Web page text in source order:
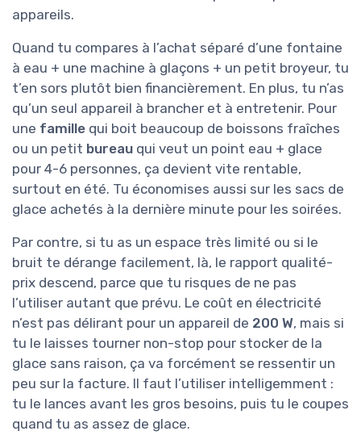
appareils.
Quand tu compares à l’achat séparé d’une fontaine
à eau + une machine à glaçons + un petit broyeur, tu
t’en sors plutôt bien financièrement. En plus, tu n’as
qu’un seul appareil à brancher et à entretenir. Pour
une famille qui boit beaucoup de boissons fraîches
ou un petit bureau qui veut un point eau + glace
pour 4-6 personnes, ça devient vite rentable,
surtout en été. Tu économises aussi sur les sacs de
glace achetés à la dernière minute pour les soirées.
Par contre, si tu as un espace très limité ou si le
bruit te dérange facilement, là, le rapport qualité-
prix descend, parce que tu risques de ne pas
l’utiliser autant que prévu. Le coût en électricité
n’est pas délirant pour un appareil de 200 W, mais si
tu le laisses tourner non-stop pour stocker de la
glace sans raison, ça va forcément se ressentir un
peu sur la facture. Il faut l’utiliser intelligemment :
tu le lances avant les gros besoins, puis tu le coupes
quand tu as assez de glace.